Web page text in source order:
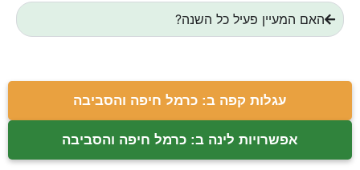
האם המעיין פעיל כל השנה?
עגלות קפה ב: כרמל חיפה והסביבה
אפשרויות לינה ב: כרמל חיפה והסביבה